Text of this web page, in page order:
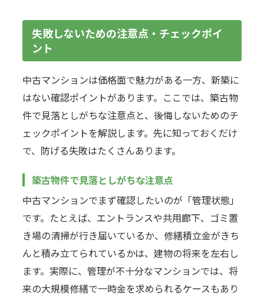
失敗しないための注意点・チェックポイ
ント
中古マンションは価格面で魅力がある一方、新築に
はない確認ポイントがあります。ここでは、築古物
件で見落としがちな注意点と、後悔しないためのチ
ェックポイントを解説します。先に知っておくだけ
で、防げる失敗はたくさんあります。
築古物件で見落としがちな注意点
中古マンションでまず確認したいのが「管理状態」
です。たとえば、エントランスや共用廊下、ゴミ置
き場の清掃が行き届いているか、修繕積立金がきち
んと積み立てられているかは、建物の将来を左右し
ます。実際に、管理が不十分なマンションでは、将
来の大規模修繕で一時金を求められるケースもあり